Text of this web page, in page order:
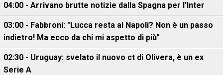
04:00 - Arrivano brutte notizie dalla Spagna per l'Inter
03:00 - Fabbroni: "Lucca resta al Napoli? Non è un passo
indietro! Ma ecco da chi mi aspetto di più"
02:30 - Uruguay: svelato il nuovo ct di Olivera, è un ex
Serie A